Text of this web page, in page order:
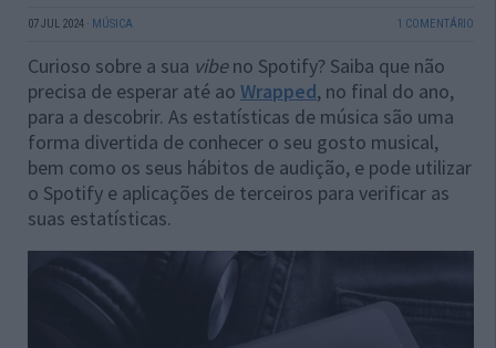
07 JUL 2024 · MÚSICA 1 COMENTÁRIO
Curioso sobre a sua vibeno Spotify? Saiba que não
precisa de esperar até ao Wrapped, no final do ano,
para a descobrir. As estatísticas de música são uma
forma divertida de conhecer o seu gosto musical,
bem como os seus hábitos de audição, e pode utilizar
o Spotify e aplicações de terceiros para verificar as
suas estatísticas.